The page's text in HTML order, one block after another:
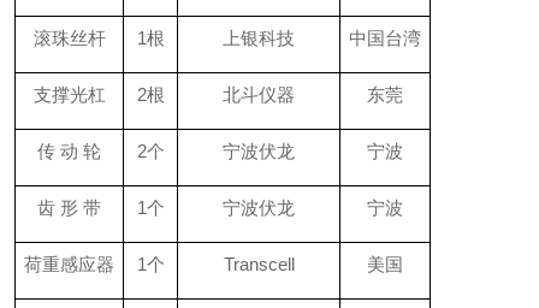
滚珠丝杆 1根 上银科技 中国台湾
支撑光杠 2根 北斗仪器 东莞
传 动 轮 2个 宁波伏龙 宁波
齿 形 带 1个 宁波伏龙 宁波
荷重感应器 1个 Transcell 美国